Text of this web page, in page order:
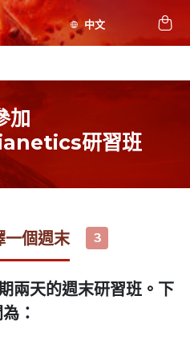
加
研習班
一個週末 3
兩天的週末研習班。下
：